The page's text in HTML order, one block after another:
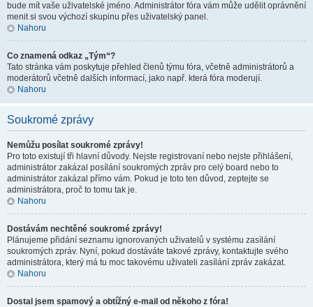
bude mít vaše uživatelské jméno. Administrátor fóra vám může udělit oprávnění
menit si svou výchozí skupinu přes uživatelský panel.
Nahoru
Co znamená odkaz „Tým“?
Tato stránka vám poskytuje přehled členů týmu fóra, včetně administrátorů a
moderátorů včetně dalších informací, jako např. která fóra moderují.
Nahoru
Soukromé zprávy
Nemůžu posílat soukromé zprávy!
Pro toto existují tři hlavní důvody. Nejste registrovaní nebo nejste přihlášení,
administrátor zakázal posílání soukromých zpráv pro celý board nebo to
administrátor zakázal přímo vám. Pokud je toto ten důvod, zeptejte se
administrátora, proč to tomu tak je.
Nahoru
Dostávám nechtěné soukromé zprávy!
Plánujeme přidání seznamu ignorovaných uživatelů v systému zasílání
soukromých zpráv. Nyní, pokud dostáváte takové zprávy, kontaktujte svého
administrátora, který má tu moc takovému uživateli zasílání zpráv zakázat.
Nahoru
Dostal jsem spamový a obtížný e-mail od někoho z fóra!